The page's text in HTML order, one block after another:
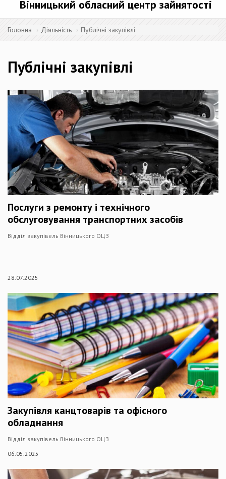
Вінницький обласний центр зайнятості
Головна Діяльність Публічні закупівлі
Публічні закупівлі
Послуги з ремонту і технічного
обслуговування транспортних засобів
Відділ закупівель Вінницького ОЦЗ
28.07.2025
Закупівля канцтоварів та офісного
обладнання
Відділ закупівель Вінницького ОЦЗ
06.05.2025